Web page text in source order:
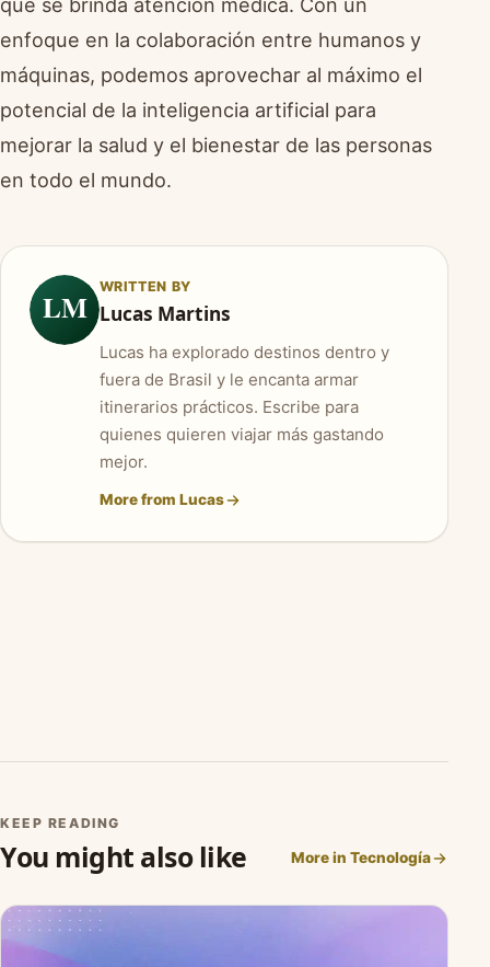
enfoque en la colaboración entre humanos y
máquinas, podemos aprovechar al máximo el
potencial de la inteligencia artificial para
mejorar la salud y el bienestar de las personas
en todo el mundo.
LM
WRITTEN BY
Lucas Martins
Lucas ha explorado destinos dentro y
fuera de Brasil y le encanta armar
itinerarios prácticos. Escribe para
quienes quieren viajar más gastando
mejor.
More from Lucas
KEEP READING
You might also like More in Tecnología